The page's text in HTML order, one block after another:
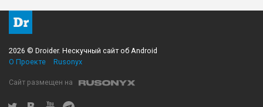
2026 © Droider. Нескучный сайт об Android
О Проекте
Rusonyx
Сайт размещен на